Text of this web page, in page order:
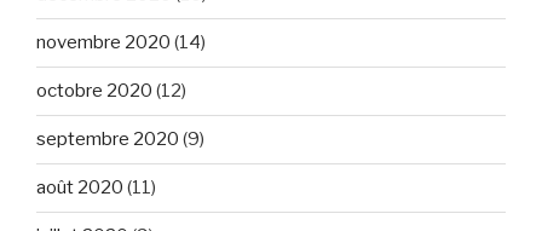
novembre 2020 (14)
octobre 2020 (12)
septembre 2020 (9)
août 2020 (11)